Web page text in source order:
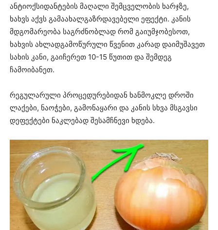
ანტიოქსიდანტების მაღალი შემცველობის ხარჯზე,
ხახვს აქვს გამაახალგაზრდავებელი ეფექტი. კანის
მდგომარეობა საგრძნობლად რომ გაიუმჯობესოთ,
ხახვის ახლადგამოწურული წვენით კარად დაიმუშავეთ
სახის კანი, გაიჩერეთ 10-15 წუთით და შემდეგ
ჩამოიბანეთ.
რეგულარული პროცედურებიდან ხანმოკლე დროში
ლაქები, ნაოჭები, გამონაყარი და კანის სხვა მსგავსი
დეფექტები ნაკლებად შესამჩნევი ხდება.